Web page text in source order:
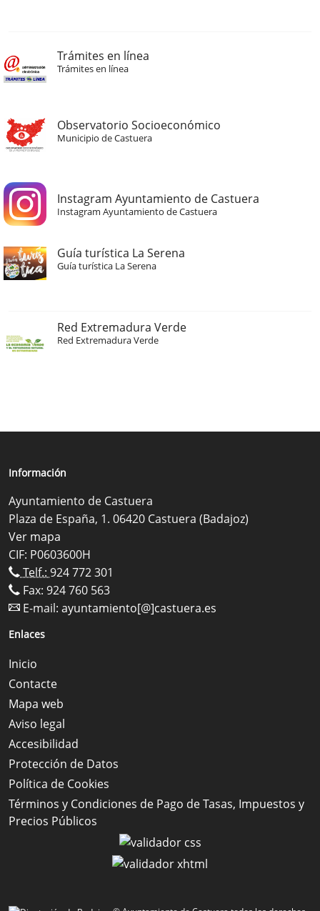
Trámites en línea
Trámites en línea
Observatorio Socioeconómico
Municipio de Castuera
Instagram Ayuntamiento de Castuera
Instagram Ayuntamiento de Castuera
Guía turística La Serena
Guía turística La Serena
Red Extremadura Verde
Red Extremadura Verde
Información
Ayuntamiento de Castuera
Plaza de España, 1. 06420 Castuera (Badajoz)
Ver mapa
CIF: P0603600H
Telf.: 924 772 301
Fax: 924 760 563
E-mail: ayuntamiento[@]castuera.es
Enlaces
Inicio
Contacte
Mapa web
Aviso legal
Accesibilidad
Protección de Datos
Política de Cookies
Términos y Condiciones de Pago de Tasas, Impuestos y
Precios Públicos